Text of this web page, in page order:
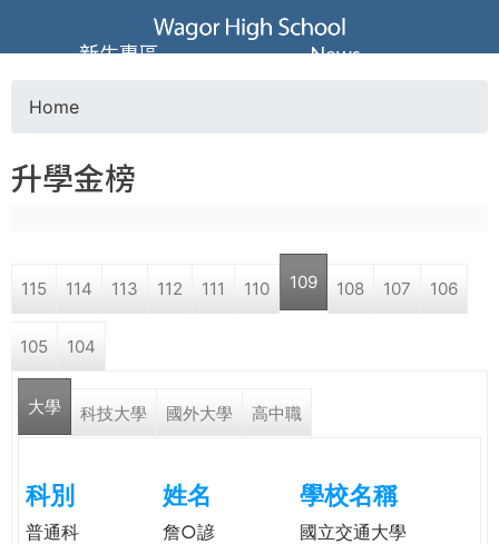
Jump to navigation
葳
格
高
學
o
a
r
e
e
Home
升學金榜
115 114 113 112 111 110 109 108 107 106
105 104
大學 科技大學 國外大學 高中職
科別 姓名 學校名稱
普通科 詹○諺
國立交通大學
新生專區 News